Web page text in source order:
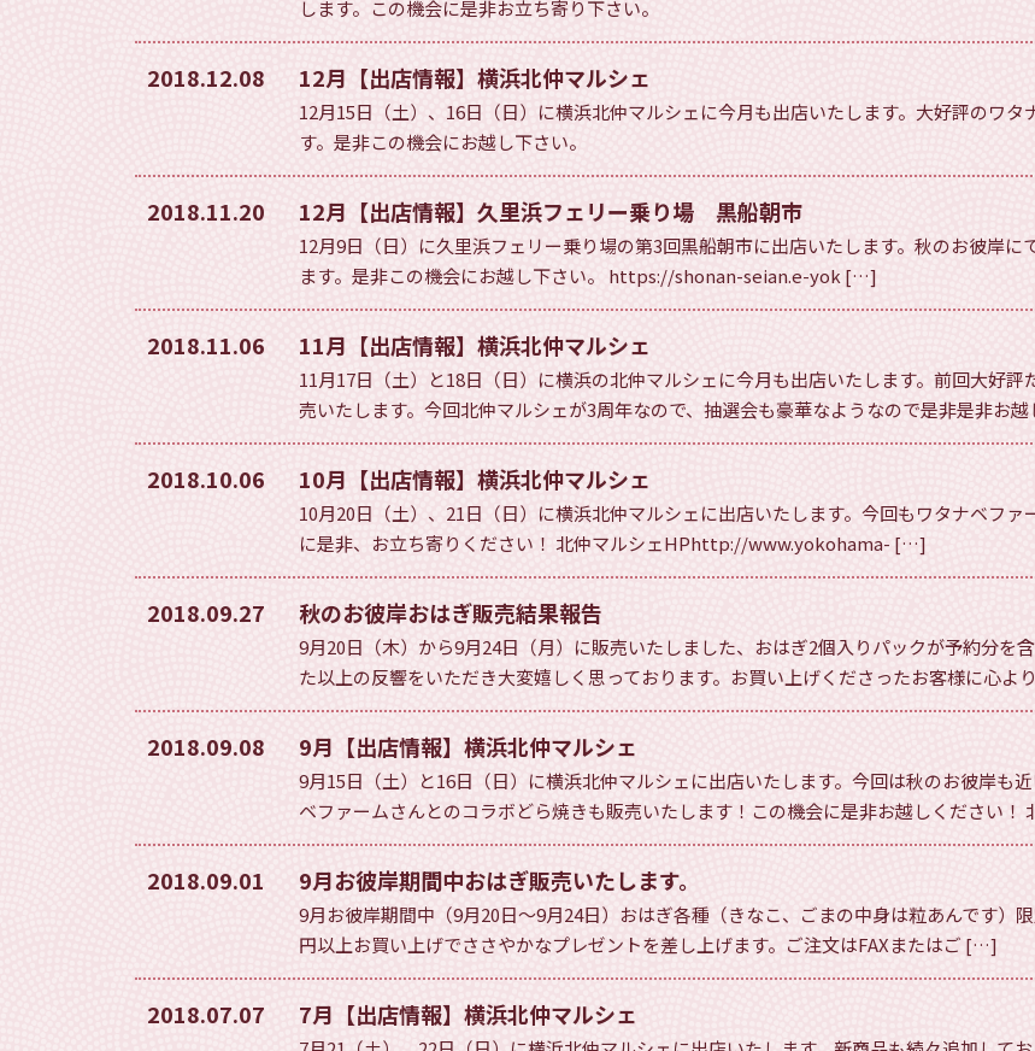
します。この機会に是非お立ち寄り下さい。
2018.12.08 12月【出店情報】横浜北仲マルシェ
12月15日（土）、16日（日）に横浜北仲マルシェに今月も出店いたします。大好評のワ
す。是非この機会にお越し下さい。
2018.11.20 12月【出店情報】久里浜フェリー乗り場 黒船朝市
12月9日（日）に久里浜フェリー乗り場の第3回黒船朝市に出店いたします。秋のお彼岸
ます。是非この機会にお越し下さい。 https://shonan-seian.e-yok […]
2018.11.06 11月【出店情報】横浜北仲マルシェ
11月17日（土）と18日（日）に横浜の北仲マルシェに今月も出店いたします。前回大好
売いたします。今回北仲マルシェが3周年なので、抽選会も豪華なようなので是非是非お
2018.10.06 10月【出店情報】横浜北仲マルシェ
10月20日（土）、21日（日）に横浜北仲マルシェに出店いたします。今回もワタナベフ
に是非、お立ち寄りください！ 北仲マルシェHPhttp://www.yokohama- […]
2018.09.27 秋のお彼岸おはぎ販売結果報告
9月20日（木）から9月24日（月）に販売いたしました、おはぎ2個入りパックが予約分を
た以上の反響をいただき大変嬉しく思っております。お買い上げくださったお客様に心よ
2018.09.08 9月【出店情報】横浜北仲マルシェ
9月15日（土）と16日（日）に横浜北仲マルシェに出店いたします。今回は秋のお彼岸も
ベファームさんとのコラボどら焼きも販売いたします！この機会に是非お越しください！
2018.09.01 9月お彼岸期間中おはぎ販売いたします。
9月お彼岸期間中（9月20日〜9月24日）おはぎ各種（きなこ、ごまの中身は粒あんです）
円以上お買い上げでささやかなプレゼントを差し上げます。ご注文はFAXまたはご […]
2018.07.07 7月【出店情報】横浜北仲マルシェ